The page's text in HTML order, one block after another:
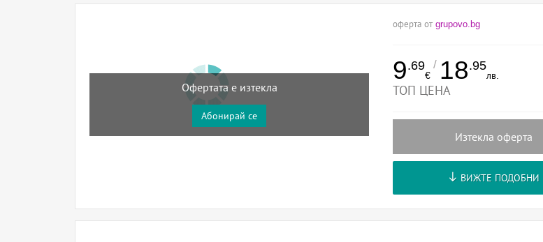
Офертата е изтекла
Абонирай се
оферта от grupovo.bg
9.69
€
/ 18.95
лв.
ТОП ЦЕНА
Изтекла оферта
ВИЖТЕ ПОДОБНИ